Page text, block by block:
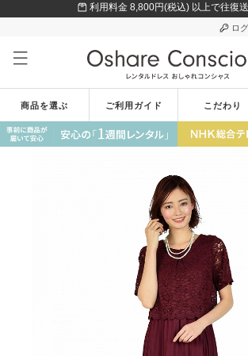
利用料金 8,800円(税込) 以上で往復
ロ
商品を選ぶ ご利用ガイド こだわり